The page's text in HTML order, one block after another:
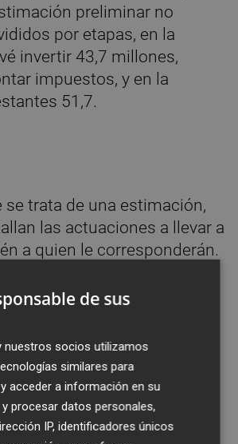
preliminar no
por etapas, en la
invertir 43,7 millones,
impuestos, y en la
51,7.
se trata de una estimación,
las actuaciones a llevar a
a quien le corresponderán.
a la empresa pública
castellonense,
mayor importe en la
27,5 millones de euros. A
concesionarias de
materializar
de casi 16,2 millones.
de sus
nuestros socios utilizamos
similares para
acceder a información en su
procesar datos personales,
IP, identificadores únicos